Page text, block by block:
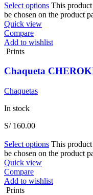
Select options This
be chosen on the product
Quick view
Compare
Add to wishlist
Prints
Chaqueta
Chaquetas
In stock
S/160.00
Select options This
be chosen on the product
Quick view
Compare
Add to wishlist
Prints